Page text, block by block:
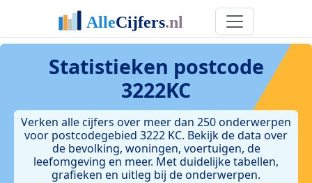
Statistieken postcode
3222KC
Verken alle cijfers over meer dan 250 onderwerpen
voor postcodegebied 3222 KC. Bekijk de data over
de bevolking, woningen, voertuigen, de
leefomgeving en meer. Met duidelijke tabellen,
grafieken en uitleg bij de onderwerpen.